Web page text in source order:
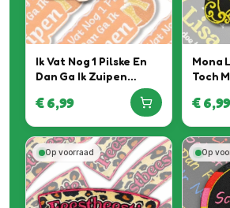
Ik Vat Nog 1 Pilske En
Dan Ga Ik Zuipen
€6,99
Mona
Toch
€6,99
Op voorraad Op